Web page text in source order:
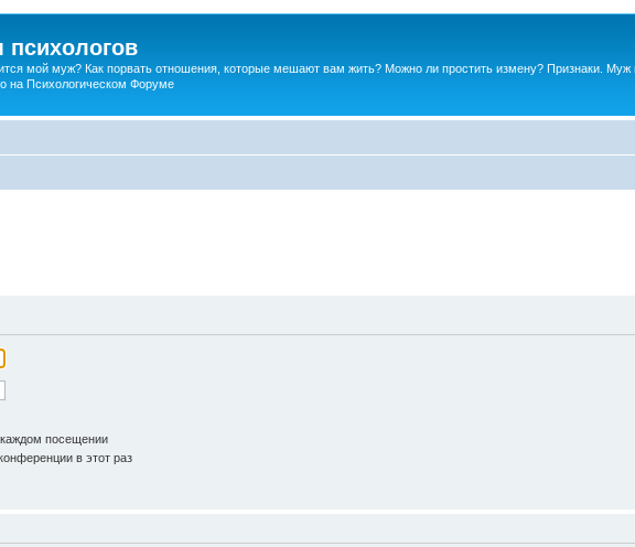
мой муж? Как порвать отношения, которые мешают вам жить? Можно ли простить измену? Признаки. Муж
на Психологическом Форуме
посещении
в этот раз